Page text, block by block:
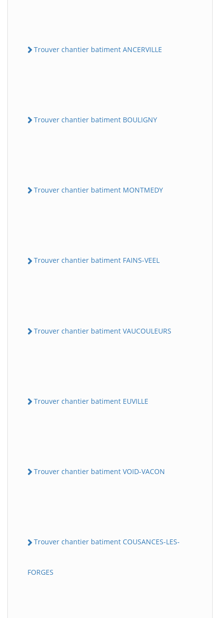
Trouver chantier batiment ANCERVILLE
Trouver chantier batiment BOULIGNY
Trouver chantier batiment MONTMEDY
Trouver chantier batiment FAINS-VEEL
Trouver chantier batiment VAUCOULEURS
Trouver chantier batiment EUVILLE
Trouver chantier batiment VOID-VACON
Trouver chantier batiment COUSANCES-LES-
FORGES